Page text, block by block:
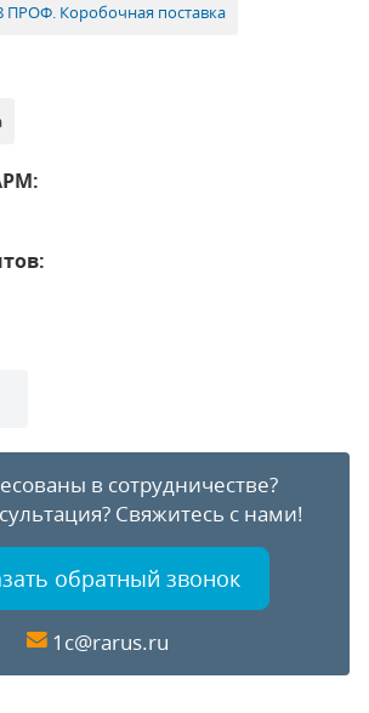
ПРОФ. Коробочная поставка
в сотрудничестве?
Свяжитесь с нами!
обратный звонок
1c@rarus.ru